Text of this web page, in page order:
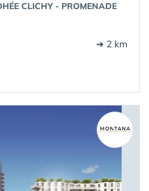
CLICHY - PROMENADE
➔ 2 km